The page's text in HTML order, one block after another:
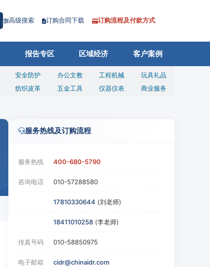
高级搜索 订购合同下载 订购流程及付款方式
报告专区 区域经济 客户案例
安全防护 办公文教 工程机械
玩具礼品
纺织皮革 五金工具 仪器仪表 商业服务
服务热线及订购流程
服务热线 400-680-5790
咨询电话 010-57288580
17810330644 (刘老师)
18411010258 (李老师)
传真号码 010-58850975
电子邮箱 cidr@chinaidr.com